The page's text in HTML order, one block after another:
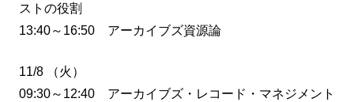
ストの役割
13:40～16:50 アーカイブズ資源論
11/8 （火）
09:30～12:40 アーカイブズ・レコード・マネジメント